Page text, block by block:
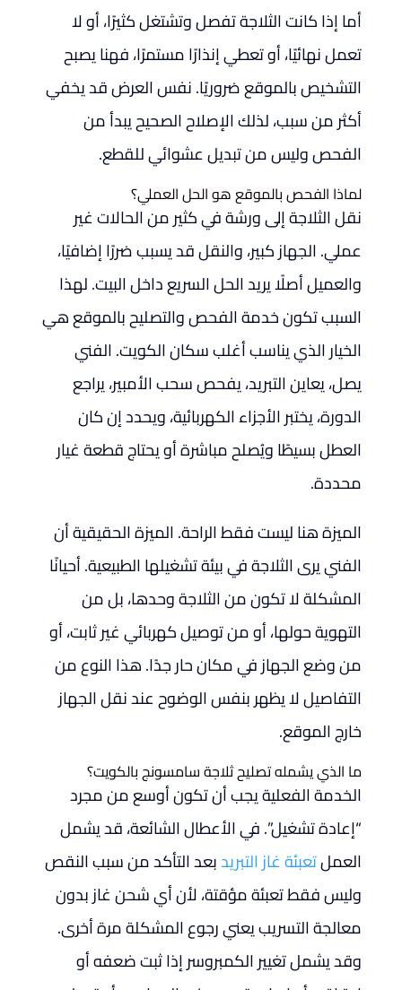
أما إذا كانت الثلاجة تفصل وتشتغل كثيرًا، أو لا
تعمل نهائيًا، أو تعطي إنذارًا مستمرًا، فهنا يصبح
التشخيص بالموقع ضروريًا. نفس العرض قد يخفي
أكثر من سبب، لذلك الإصلاح الصحيح يبدأ من
الفحص وليس من تبديل عشوائي للقطع.
لماذا الفحص بالموقع هو الحل العملي؟
نقل الثلاجة إلى ورشة في كثير من الحالات غير
عملي. الجهاز كبير، والنقل قد يسبب ضررًا إضافيًا،
والعميل أصلًا يريد الحل السريع داخل البيت. لهذا
السبب تكون خدمة الفحص والتصليح بالموقع هي
الخيار الذي يناسب أغلب سكان الكويت. الفني
يصل، يعاين التبريد، يفحص سحب الأمبير، يراجع
الدورة، يختبر الأجزاء الكهربائية، ويحدد إن كان
العطل بسيطًا ويُصلح مباشرة أو يحتاج قطعة غيار
محددة.
الميزة هنا ليست فقط الراحة. الميزة الحقيقية أن
الفني يرى الثلاجة في بيئة تشغيلها الطبيعية. أحيانًا
المشكلة لا تكون من الثلاجة وحدها، بل من
التهوية حولها، أو من توصيل كهربائي غير ثابت، أو
من وضع الجهاز في مكان حار جدًا. هذا النوع من
التفاصيل لا يظهر بنفس الوضوح عند نقل الجهاز
خارج الموقع.
ما الذي يشمله تصليح ثلاجة سامسونج بالكويت؟
الخدمة الفعلية يجب أن تكون أوسع من مجرد
“إعادة تشغيل”. في الأعطال الشائعة، قد يشمل
العملتعبئة غاز التبريدبعد التأكد من سبب النقص
وليس فقط تعبئة مؤقتة، لأن أي شحن غاز بدون
معالجة التسريب يعني رجوع المشكلة مرة أخرى.
وقد يشمل تغيير الكمبروسر إذا ثبت ضعفه أو